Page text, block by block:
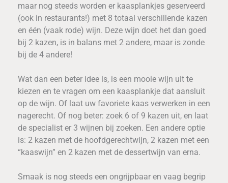
maar nog steeds worden er kaasplankjes geserveerd
(ook in restaurants!) met 8 totaal verschillende kazen
en één (vaak rode) wijn. Deze wijn doet het dan goed
bij 2 kazen, is in balans met 2 andere, maar is zonde
bij de 4 andere!
Wat dan een beter idee is, is een mooie wijn uit te
kiezen en te vragen om een kaasplankje dat aansluit
op de wijn. Of laat uw favoriete kaas verwerken in een
nagerecht. Of nog beter: zoek 6 of 9 kazen uit, en laat
de specialist er 3 wijnen bij zoeken. Een andere optie
is: 2 kazen met de hoofdgerechtwijn, 2 kazen met een
“kaaswijn” en 2 kazen met de dessertwijn van erna.
Smaak is nog steeds een ongrijpbaar en vaag begrip